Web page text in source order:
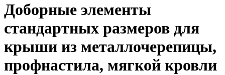
Доборные элементы
стандартных размеров для
крыши из металлочерепицы,
профнастила, мягкой кровли